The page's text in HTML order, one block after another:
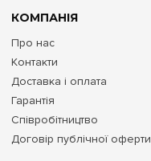
КОМПАНІЯ
Про нас
Контакти
Доставка і оплата
Гарантія
Співробітництво
Договір публічної оферти